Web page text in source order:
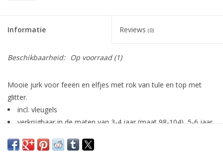
Informatie Reviews (0)
Beschikbaarheid: Op voorraad(1)
Mooie jurk voor feeën en elfjes met rok van tule en top met
glitter.
incl. vleugels
verkrijgbaar in de maten van 3-4 jaar (maat 98-104), 5-6 jaar